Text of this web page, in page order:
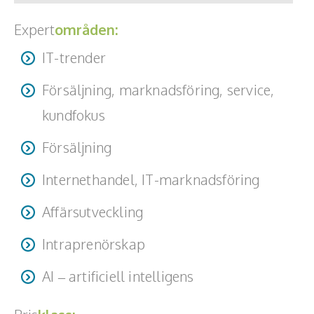
Expertområden:
IT-trender
Försäljning, marknadsföring, service,
kundfokus
Försäljning
Internethandel, IT-marknadsföring
Affärsutveckling
Intraprenörskap
AI – artificiell intelligens